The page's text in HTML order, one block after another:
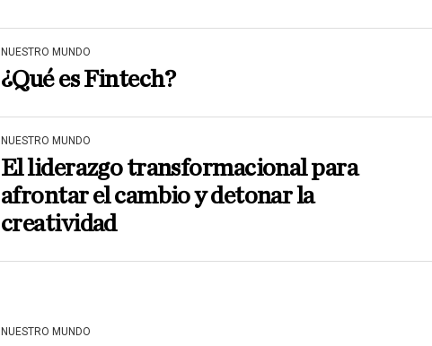
NUESTRO MUNDO
¿Qué es Fintech?
NUESTRO MUNDO
El liderazgo transformacional para
afrontar el cambio y detonar la
creatividad
NUESTRO MUNDO